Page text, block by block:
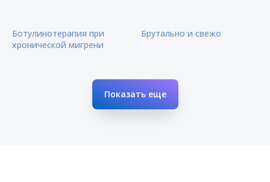
Ботулинотерапия при
хронической мигрени
Брутально и свежо
Показать еще